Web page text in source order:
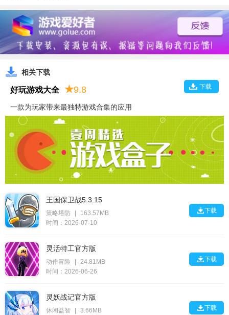
相关下载
下载
好玩游戏大全 ★9.8
一款为玩家带来最独特游戏合集的应用
王国保卫战5.3.15
策略塔防
163.57MB
时间：2026-07-10
下载
灵活特工官方版
动作冒险
24.81MB
时间：2026-06-26
下载
灵妖战记官方版
休闲益智
3.66MB
下载